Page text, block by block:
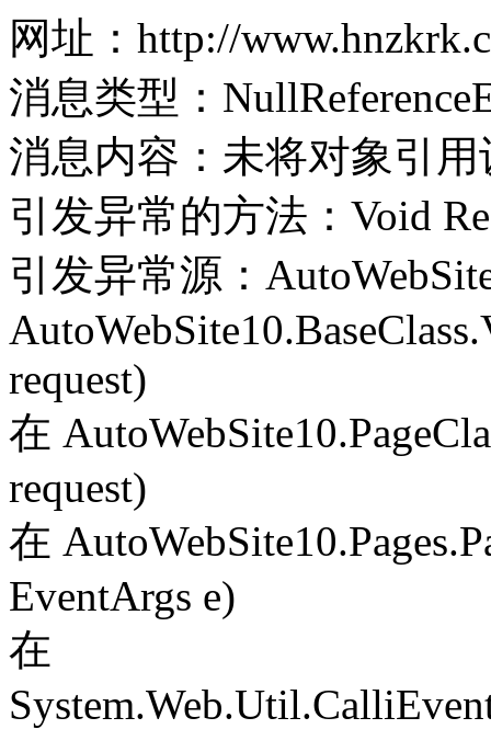
网址：http://
消息类型：
消息内容：未将对象引
引发异常的方法：Void
引发异常源：
request)
在
request)
在
EventArgs e)
在